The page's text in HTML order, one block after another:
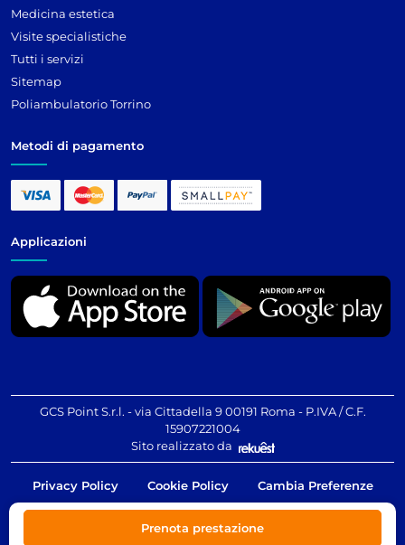
Prenota prestazione
Medicina estetica
Visite specialistiche
Tutti i servizi
Sitemap
Poliambulatorio Torrino
Metodi di pagamento
Applicazioni
GCS Point S.r.l. - via Cittadella 9 00191 Roma - P.IVA / C.F.
15907221004
Sito realizzato da
Privacy Policy Cookie Policy Cambia Preferenze